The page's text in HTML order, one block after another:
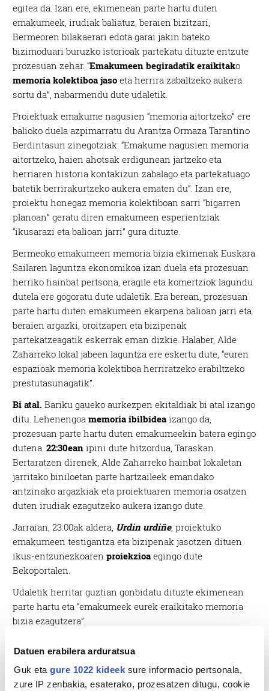
Datuen erabilera arduratsua
Guk eta gure 1022 kideek sure informacio pertsonala,
zure IP zenbakia, esaterako, prozesatzen ditugu, cookie
egitea da. Izan ere, ekimenean parte hartu duten
emakumeek, irudiak baliatuz, beraien bizitzari,
Bermeoren bilakaerari edota garai jakin bateko
bizimoduari buruzko istorioak partekatu dituzte entzute
prozesuan zehar. “Emakumeen begiradatik eraikitako
memoria kolektiboa jaso eta herrira zabaltzeko aukera
sortu da”, nabarmendu dute udaletik.
Proiektuak emakume nagusien “memoria aitortzeko” ere
balioko duela azpimarratu du Arantza Ormaza Tarantino
Berdintasun zinegotziak: “Emakume nagusien memoria
aitortzeko, haien ahotsak erdigunean jartzeko eta
herriaren historia kontakizun zabalago eta partekatuago
batetik berrirakurtzeko aukera ematen du”. Izan ere,
proiektu honegaz memoria kolektiboan sarri “bigarren
planoan” geratu diren emakumeen esperientziak
“ikusarazi eta balioan jarri” gura dituzte.
Bermeoko emakumeen memoria bizia ekimenak Euskara
Sailaren laguntza ekonomikoa izan duela eta prozesuan
herriko hainbat pertsona, eragile eta komertziok lagundu
dutela ere gogoratu dute udaletik. Era berean, prozesuan
parte hartu duten emakumeen ekarpena balioan jarri eta
beraien argazki, oroitzapen eta bizipenak
partekatzeagatik eskerrak eman dizkie. Halaber, Alde
Zaharreko lokal jabeen laguntza ere eskertu dute, “euren
espazioak memoria kolektiboa herriratzeko erabiltzeko
prestutasunagatik”.
Bi atal.Bariku gaueko aurkezpen ekitaldiak bi atal izango
ditu. Lehenengoamemoria ibilbidea izango da,
prozesuan parte hartu duten emakumeekin batera egingo
dutena.22:30ean ipini dute hitzordua, Taraskan.
Bertaratzen direnek, Alde Zaharreko hainbat lokaletan
jarritako biniloetan parte hartzaileek emandako
antzinako argazkiak eta proiektuaren memoria osatzen
duten irudiak ezagutzeko aukera izango dute.
Jarraian, 23:00ak aldera, Urdin urdiñe, proiektuko
emakumeen testigantza eta bizipenak jasotzen dituen
ikus-entzunezkoarenproiekzioa egingo dute
Bekoportalen.
Udaletik herritar guztian gonbidatu dituzte ekimenean
parte hartu eta “emakumeek eurek eraikitako memoria
bizia ezagutzera”.